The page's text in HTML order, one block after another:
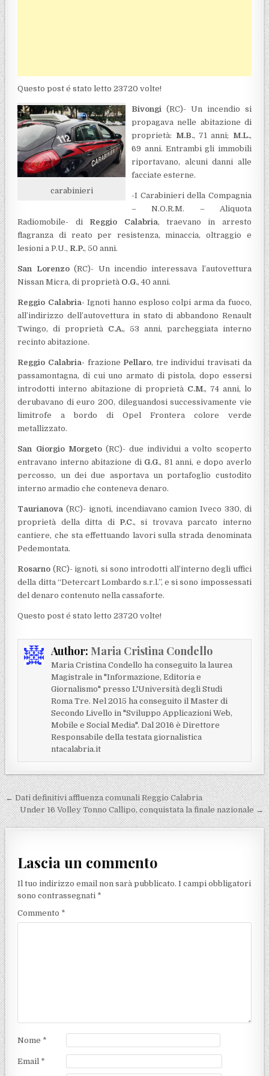
Questo post é stato letto 23720 volte!
carabinieri
Bivongi (RC)- Un incendio si
propagava nelle abitazione di
proprietà: M.B., 71 anni; M.L.,
69 anni. Entrambi gli immobili
riportavano, alcuni danni alle
facciate esterne.
-I Carabinieri della Compagnia
– N.O.R.M. – Aliquota
Radiomobile- di Reggio Calabria, traevano in arresto
flagranza di reato per resistenza, minaccia, oltraggio e
lesioni a P.U., R.P., 50 anni.
San Lorenzo(RC)- Un incendio interessava l’autovettura
Nissan Micra, di proprietà O.G., 40 anni.
Reggio Calabria- Ignoti hanno esploso colpi arma da fuoco,
all’indirizzo dell’autovettura in stato di abbandono Renault
Twingo, di proprietà C.A., 53 anni, parcheggiata interno
recinto abitazione.
Reggio Calabria- frazione Pellaro, tre individui travisati da
passamontagna, di cui uno armato di pistola, dopo essersi
introdotti interno abitazione di proprietà C.M., 74 anni, lo
derubavano di euro 200, dileguandosi successivamente vie
limitrofe a bordo di Opel Frontera colore verde
metallizzato.
San Giorgio Morgeto(RC)- due individui a volto scoperto
entravano interno abitazione di G.G., 81 anni, e dopo averlo
percosso, un dei due asportava un portafoglio custodito
interno armadio che conteneva denaro.
Taurianova(RC)- ignoti, incendiavano camion Iveco 330, di
proprietà della ditta di P.C., si trovava parcato interno
cantiere, che sta effettuando lavori sulla strada denominata
Pedemontata.
Rosarno (RC)- ignoti, si sono introdotti all’interno degli uffici
della ditta “Detercart Lombardo s.r.l.”, e si sono impossessati
del denaro contenuto nella cassaforte.
Questo post é stato letto 23720 volte!
Author: Maria Cristina Condello
Maria Cristina Condello ha conseguito la laurea
Magistrale in "Informazione, Editoria e
Giornalismo" presso L'Università degli Studi
Roma Tre. Nel 2015 ha conseguito il Master di
Secondo Livello in "Sviluppo Applicazioni Web,
Mobile e Social Media". Dal 2016 è Direttore
Responsabile della testata giornalistica
ntacalabria.it
Navigazione articoli
← Dati definitivi affluenza comunali Reggio Calabria
Under 16 Volley Tonno Callipo, conquistata la finale nazionale →
Lascia un commento
Il tuo indirizzo email non sarà pubblicato. I campi obbligatori
sono contrassegnati *
Commento *
Nome *
Email *